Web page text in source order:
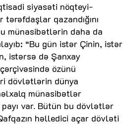
siyasəti nöqteyi-
qazandığını
münasibətlərin daha da
“Bu gün istər Çinin, istər
istərsə də Şanxay
özünü
dövlətlərin dünya
münasibətlər
var. Bütün bu dövlətlər
həlledici açar dövləti